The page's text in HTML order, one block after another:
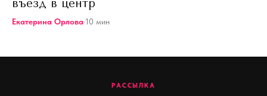
въезд в центр
Екатерина Орлова·10 мин
РАССЫЛКА